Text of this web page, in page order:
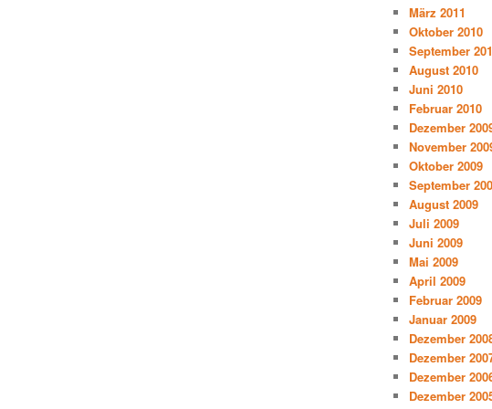
März 2011
Oktober 2010
September
August 2010
Juni 2010
Februar 2010
Dezember
November
Oktober 2009
September
August 2009
Juli 2009
Juni 2009
Mai 2009
April 2009
Februar 2009
Januar 2009
Dezember
Dezember
Dezember
Dezember